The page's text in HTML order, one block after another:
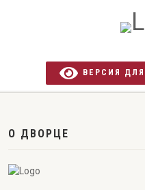
ВЕРСИЯ
О ДВОРЦЕ